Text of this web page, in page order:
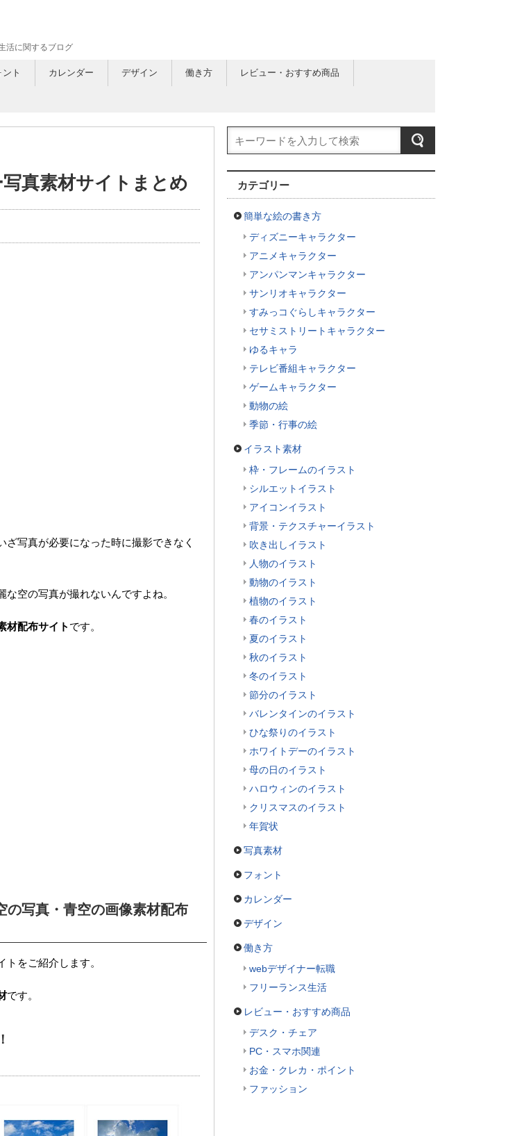
活に関するブログ
ント カレンダー デザイン 働き方 レビュー・おすすめ商品
真素材サイトまとめ
写真が必要になった時に撮影できなく
空の写真が撮れないんですよね。
材配布サイト です。
の写真・青空の画像素材配布
をご紹介します。
です。
カテゴリー
簡単な絵の書き方
ディズニーキャラクター
アニメキャラクター
アンパンマンキャラクター
サンリオキャラクター
すみっコぐらしキャラクター
セサミストリートキャラクター
ゆるキャラ
テレビ番組キャラクター
ゲームキャラクター
動物の絵
季節・行事の絵
イラスト素材
枠・フレームのイラスト
シルエットイラスト
アイコンイラスト
背景・テクスチャーイラスト
吹き出しイラスト
人物のイラスト
動物のイラスト
植物のイラスト
春のイラスト
夏のイラスト
秋のイラスト
冬のイラスト
節分のイラスト
バレンタインのイラスト
ひな祭りのイラスト
ホワイトデーのイラスト
母の日のイラスト
ハロウィンのイラスト
クリスマスのイラスト
年賀状
写真素材
フォント
カレンダー
デザイン
働き方
webデザイナー転職
フリーランス生活
レビュー・おすすめ商品
デスク・チェア
PC・スマホ関連
お金・クレカ・ポイント
ファッション